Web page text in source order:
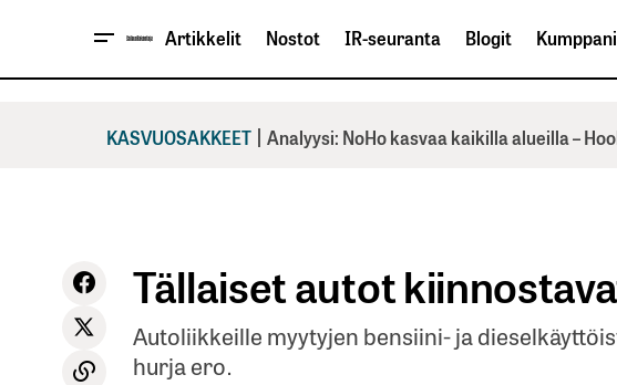
Artikkelit Nostot IR-seuranta Blogit
KASVUOSAKKEET | Analyysi: NoHo kasvaa kaikilla alueilla –
Tällaiset autot
Autoliikkeille myytyjen bensiini- ja
hurja ero.